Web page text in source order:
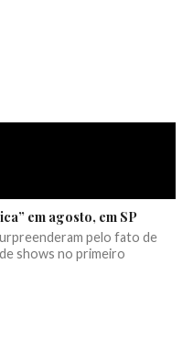
em agosto, em SP
pelo fato de
shows no primeiro